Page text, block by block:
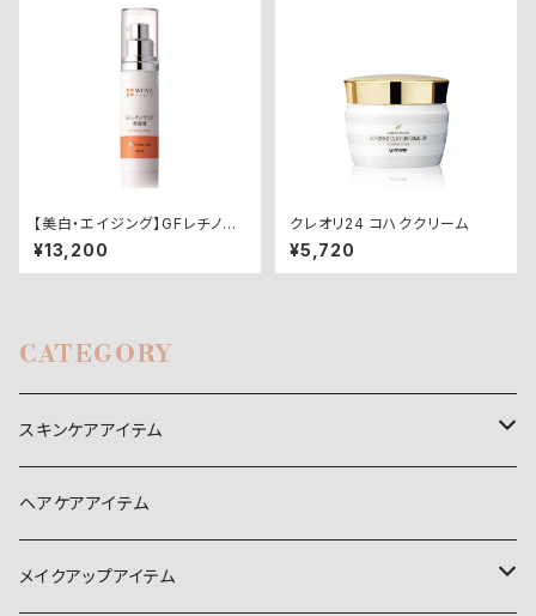
【美白・エイジング】GFレチノク
リア30ml
¥13,200
クレオリ24 コハククリーム
¥5,720
CATEGORY
スキンケアアイテム
パック
美容液
ヘアケアアイテム
メイクアップアイテム